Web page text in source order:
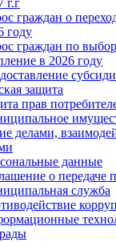
г.г
граждан о
году
граждан по
в 2026 году
защита
прав
делами,
данные
о передаче
служба